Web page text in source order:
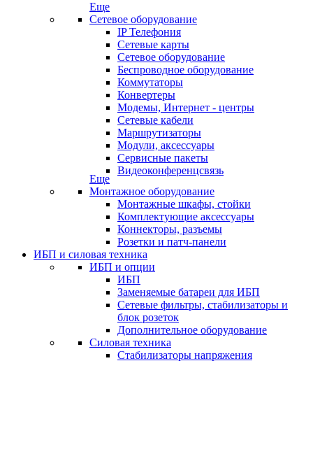
Еще
Сетевое оборудование
IP Телефония
Сетевые карты
Сетевое оборудование
Беспроводное оборудование
Коммутаторы
Конвертеры
Модемы, Интернет - центры
Сетевые кабели
Маршрутизаторы
Модули, аксессуары
Сервисные пакеты
Видеоконференцсвязь
Еще
Монтажное оборудование
Монтажные шкафы, стойки
Комплектующие аксессуары
Коннекторы, разъемы
Розетки и патч-панели
ИБП и силовая техника
ИБП и опции
ИБП
Заменяемые батареи для ИБП
Сетевые фильтры, стабилизаторы и
блок розеток
Дополнительное оборудование
Силовая техника
Стабилизаторы напряжения